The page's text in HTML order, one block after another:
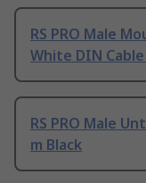
RS PRO Male
White DIN Cable
RS PRO Male
m Black